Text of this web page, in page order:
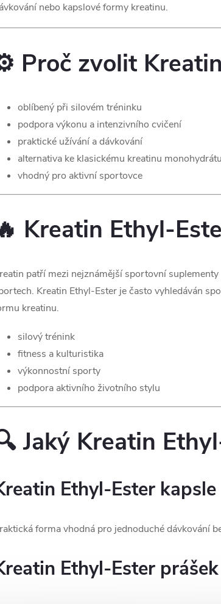
nebo kapslové formy kreatinu.
Proč zvolit
oblíbený při silovém tréninku
podpora výkonu a intenzivního cvičení
praktické užívání a dávkování
alternativa ke klasickému kreatinu monohydrátu
vhodný pro aktivní sportovce
Kreatin Ethyl-
patří mezi nejznámější sportovní
Kreatin Ethyl-Ester je často vyhledáván
kreatinu.
silový trénink
fitness a kulturistika
výkonnostní sporty
podpora aktivního životního stylu
Jaký Kreatin
Ethyl-Ester kapsle
forma vhodná pro jednoduché dávkování
Ethyl-Ester prášek